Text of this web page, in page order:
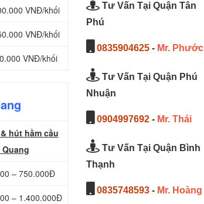
VNĐ/khối
VNĐ/khối
VNĐ/khối
hút hầm cầu
– 750.000Đ
– 1.400.000Đ
Tư Vấn Tại Quận Tân
Phú
0835904625 - Mr. Phước
Tư Vấn Tại Quận Phú
Nhuận
0904997692 - Mr. Thái
Tư Vấn Tại Quận Bình
Thạnh
0835748593 - Mr. Hoàng